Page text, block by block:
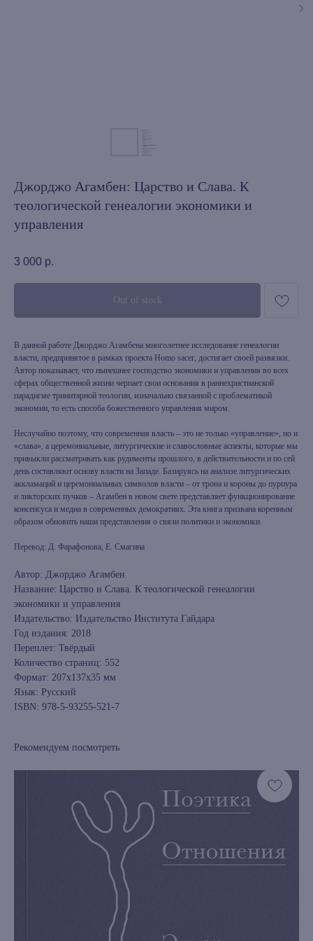
Джорджо Агамбен: Царство и Слава. К
теологической генеалогии экономики и
управления
3 000 р.
Out of stock
В данной работе Джорджо Агамбена многолетнее исследование генеалогии
власти, предпринятое в рамках проекта Homo sacer, достигает своей развязки.
Автор показывает, что нынешнее господство экономики и управления во всех
сферах общественной жизни черпает свои основания в раннехристианской
парадигме тринитарной теологии, изначально связанной с проблематикой
экономии, то есть способа божественного управления миром.
Неслучайно поэтому, что современная власть – это не только «управление», но и
«слава», а церемониальные, литургические и славословные аспекты, которые мы
привыкли рассматривать как рудименты прошлого, в действительности и по сей
день составляют основу власти на Западе. Базируясь на анализе литургических
аккламаций и церемониальных символов власти – от трона и короны до пурпура
и ликторских пучков – Агамбен в новом свете представляет функционирование
консенсуса и медиа в современных демократиях. Эта книга призвана коренным
образом обновить наши представления о связи политики и экономики.
Перевод: Д. Фарафонова, Е. Смагина
Автор: Джорджо Агамбен
Название: Царство и Слава. К теологической генеалогии
экономики и управления
Издательство: Издательство Института Гайдара
Год издания: 2018
Переплет: Твёрдый
Количество страниц: 552
Формат: 207x137x35 мм
Язык: Русский
ISBN: 978-5-93255-521-7
Рекомендуем посмотреть